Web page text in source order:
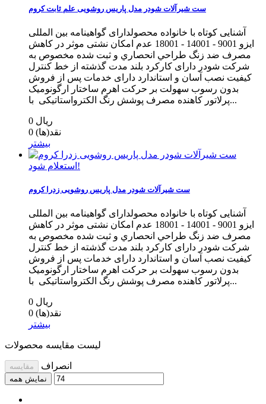
ست شیرآلات شودر مدل پاریس روشویی علم ثابت کروم
آشنایی کوتاه با خانواده محصولدارای گواهینامه بین المللی
ایزو 9001 - 14001 - 18001 عدم امکان نشتی موثر در کاهش
مصرف ضد زنگ طراحي انحصاري و ثبت شده مخصوص به
شرکت شودر دارای کارکرد بلند مدت گذشته از خط كنترل
كيفيت نصب آسان و استاندارد دارای خدمات پس از فروش
بدون رسوب سهولت بر حرکت اهرم ساختار ارگونومیک
پرلاتور کاهنده مصرف پوشش رنگ الکترواستاتیکی با...
0 ریال
0 نقد(ها)
بیشتر
استعلام شود!
ست شیرآلات شودر مدل پاریس روشویی زدرا کروم
آشنایی کوتاه با خانواده محصولدارای گواهینامه بین المللی
ایزو 9001 - 14001 - 18001 عدم امکان نشتی موثر در کاهش
مصرف ضد زنگ طراحي انحصاري و ثبت شده مخصوص به
شرکت شودر دارای کارکرد بلند مدت گذشته از خط كنترل
كيفيت نصب آسان و استاندارد دارای خدمات پس از فروش
بدون رسوب سهولت بر حرکت اهرم ساختار ارگونومیک
پرلاتور کاهنده مصرف پوشش رنگ الکترواستاتیکی با...
0 ریال
0 نقد(ها)
بیشتر
لیست مقایسه محصولات
مقایسه انصراف
نمایش همه